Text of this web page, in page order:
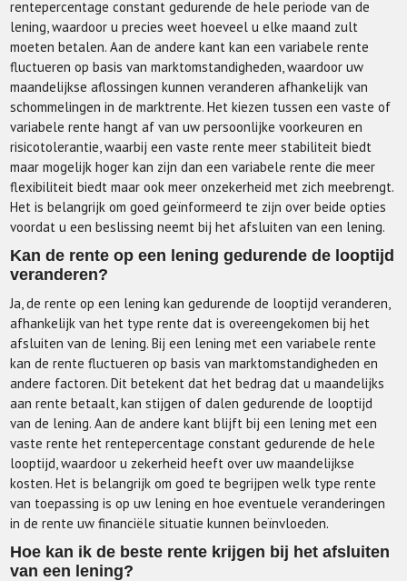
rentepercentage constant gedurende de hele periode van de
lening, waardoor u precies weet hoeveel u elke maand zult
moeten betalen. Aan de andere kant kan een variabele rente
fluctueren op basis van marktomstandigheden, waardoor uw
maandelijkse aflossingen kunnen veranderen afhankelijk van
schommelingen in de marktrente. Het kiezen tussen een vaste of
variabele rente hangt af van uw persoonlijke voorkeuren en
risicotolerantie, waarbij een vaste rente meer stabiliteit biedt
maar mogelijk hoger kan zijn dan een variabele rente die meer
flexibiliteit biedt maar ook meer onzekerheid met zich meebrengt.
Het is belangrijk om goed geïnformeerd te zijn over beide opties
voordat u een beslissing neemt bij het afsluiten van een lening.
Kan de rente op een lening gedurende de looptijd
veranderen?
Ja, de rente op een lening kan gedurende de looptijd veranderen,
afhankelijk van het type rente dat is overeengekomen bij het
afsluiten van de lening. Bij een lening met een variabele rente
kan de rente fluctueren op basis van marktomstandigheden en
andere factoren. Dit betekent dat het bedrag dat u maandelijks
aan rente betaalt, kan stijgen of dalen gedurende de looptijd
van de lening. Aan de andere kant blijft bij een lening met een
vaste rente het rentepercentage constant gedurende de hele
looptijd, waardoor u zekerheid heeft over uw maandelijkse
kosten. Het is belangrijk om goed te begrijpen welk type rente
van toepassing is op uw lening en hoe eventuele veranderingen
in de rente uw financiële situatie kunnen beïnvloeden.
Hoe kan ik de beste rente krijgen bij het afsluiten
van een lening?